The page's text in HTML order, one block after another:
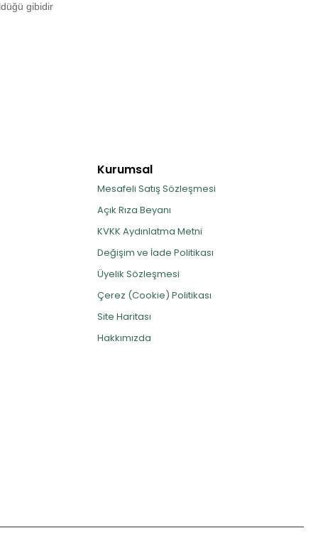
gibidir
Kurumsal
Mesafeli Satış Sözleşmesi
Açık Rıza Beyanı
KVKK Aydınlatma Metni
Değişim ve İade Politikası
Üyelik Sözleşmesi
Çerez (Cookie) Politikası
Site Haritası
Hakkımızda